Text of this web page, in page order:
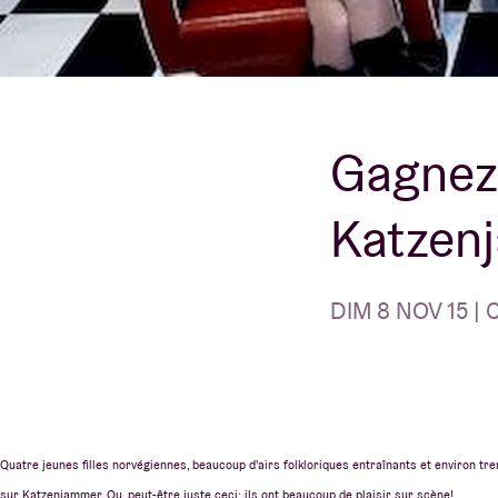
AB ❤ you
DIM 8 NOV 15 |
Quatre jeunes filles norvégiennes, beaucoup d'airs folkloriques entraînants et environ
sur Katzenjammer. Ou, peut-être juste ceci: ils ont beaucoup de plaisir sur scène!